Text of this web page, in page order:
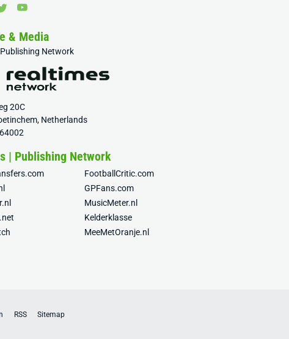
& Media
Network
20C
Netherlands
| Publishing Network
FootballCritic.com
GPFans.com
MusicMeter.nl
Kelderklasse
MeeMetOranje.nl
RSS
Sitemap